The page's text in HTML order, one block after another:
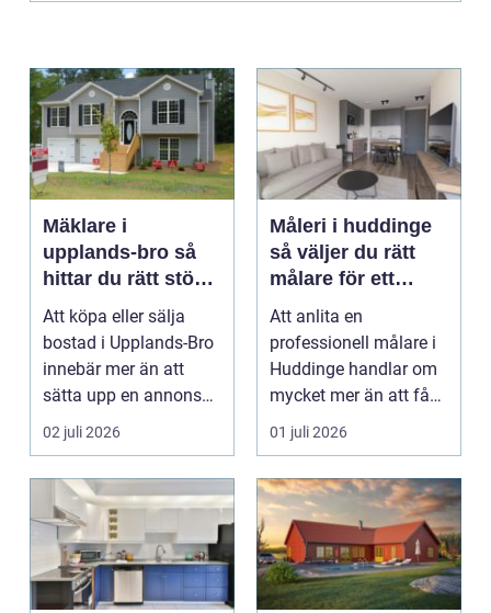
Mäklare i
upplands-bro så
hittar du rätt stöd
för din
bostadsaffär
Att köpa eller sälja
bostad i Upplands-Bro
innebär mer än att
sätta upp en annons
och vänta in bud. ...
02 juli 2026
Måleri i huddinge
så väljer du rätt
målare för ett
hållbart resultat
Att anlita en
professionell målare i
Huddinge handlar om
mycket mer än att få
nya färger på
väggarna...
01 juli 2026